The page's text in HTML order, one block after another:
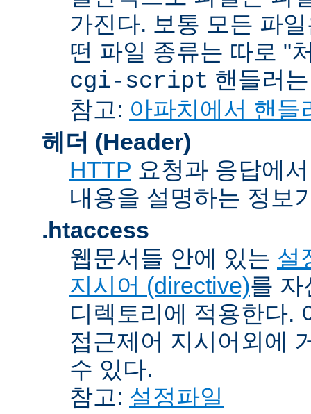
가진다. 보통 모든 파
떤 파일 종류는 따로 "
cgi-script 핸들러
참고: 아파치에서 핸들
헤더 (Header)
HTTP 요청과 응답에
내용을 설명하는 정보
.htaccess
웹문서들 안에 있는 설
지시어 (directive)를 자
디렉토리에 적용한다.
접근제어 지시어외에
수 있다.
참고: 설정파일